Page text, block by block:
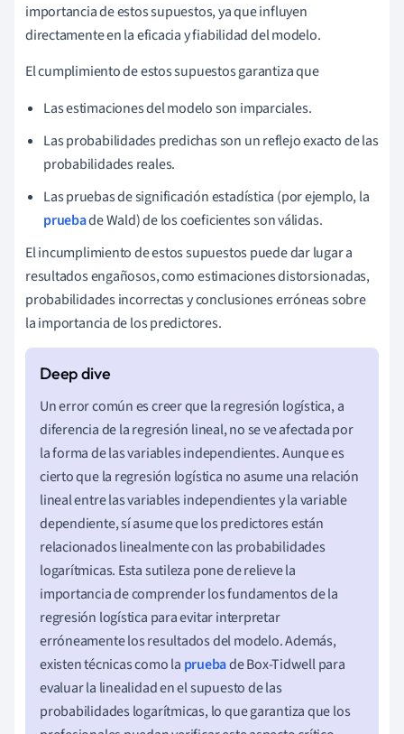
importancia de estos supuestos, ya que influyen
directamente en la eficacia y fiabilidad del modelo.
El cumplimiento de estos supuestos garantiza que
Las estimaciones del modelo son imparciales.
Las probabilidades predichas son un reflejo exacto de las
probabilidades reales.
Las pruebas de significación estadística (por ejemplo, la
pruebade Wald) de los coeficientes son válidas.
El incumplimiento de estos supuestos puede dar lugar a
resultados engañosos, como estimaciones distorsionadas,
probabilidades incorrectas y conclusiones erróneas sobre
la importancia de los predictores.
Un error común es creer que la regresión logística, a
diferencia de la regresión lineal, no se ve afectada por
la forma de las variables independientes. Aunque es
cierto que la regresión logística no asume una relación
lineal entre las variables independientes y la variable
dependiente, sí asume que los predictores están
relacionados linealmente con las probabilidades
logarítmicas. Esta sutileza pone de relieve la
importancia de comprender los fundamentos de la
regresión logística para evitar interpretar
erróneamente los resultados del modelo. Además,
existen técnicas como la pruebade Box-Tidwell para
evaluar la linealidad en el supuesto de las
probabilidades logarítmicas, lo que garantiza que los